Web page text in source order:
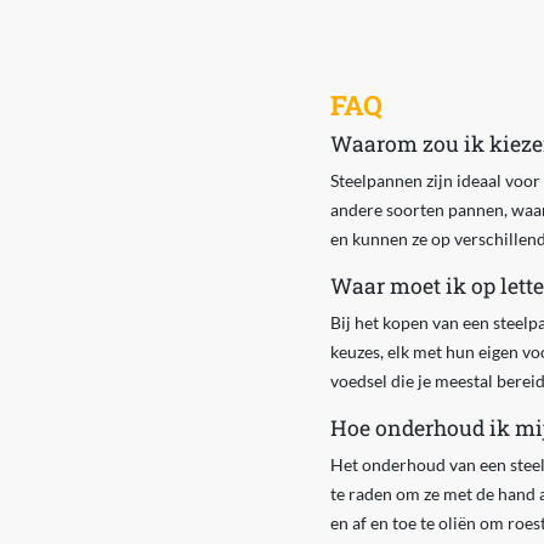
FAQ
Waarom zou ik
Steelpannen zijn ideaal
andere soorten pannen,
en kunnen ze op
Waar moet ik op
Bij het kopen van een
keuzes, elk met hun eigen
voedsel die je meestal
Hoe onderhoud ik
Het onderhoud van een
te raden om ze met de
en af en toe te oliën om